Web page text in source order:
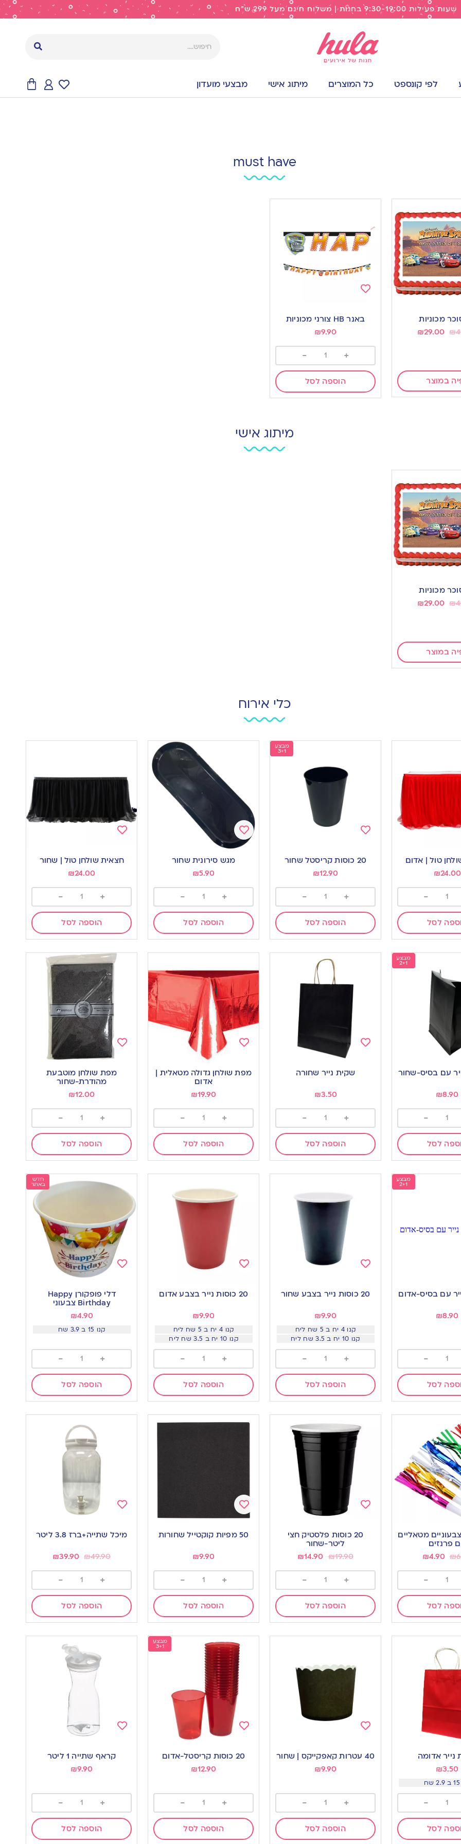
שעות פעילות 9:30-19:00 בחנות | משלוח חינם מעל 299 ש"ח
לפי קונספט כל המוצרים מיתוג אישי מבצעי מועדון
must have
מכוניות
₪
₪29.00
במוצר
wishlist
באנר HB צורני מכוניות
₪9.90
+
-
הוספה לסל
מיתוג אישי
מכוניות
₪
₪29.00
במוצר
כלי אירוח
טול | אדום
₪24.00
-
לסל
מבצע
3+1
20 כוסות קריסטל שחור
₪12.90
+
-
הוספה לסל
Add
מגש סירונית שחור
₪5.90
+
-
הוספה לסל
חצאית שולחן טול | שחור
₪24.00
+
-
הוספה לסל
מבצע
2+1
₪8.90
-
לסל
שקית נייר שחורה
₪3.50
+
-
הוספה לסל
to
מפת שולחן גדולה מטאלית |
אדום
₪19.90
+
-
הוספה לסל
wishlist
מפת שולחן מוטבעת
מהודרת-שחור
₪12.00
+
-
הוספה לסל
מבצע
2+1
₪8.90
-
לסל
to20 כוסות נייר בצבע שחור
₪9.90
קנו 4 יח ב 5 שח ליח
קנו 10 יח ב 3.5 שח ליח
+
-
הוספה לסל
to20 כוסות נייר בצבע אדום
₪9.90
קנו 4 יח ב 5 שח ליח
קנו 10 יח ב 3.5 שח ליח
+
-
הוספה לסל
חדש
באתר
wishlist
דלי פופקורן Happy
Birthday צבעוני
₪4.90
קנו 15 ב 3.9 שח
+
-
הוספה לסל
מטאליים
פרנזים
₪
₪4.90
-
לסל
20 כוסות פלסטיק חצי
ליטר-שחור
₪19.90
₪14.90
+
-
הוספה לסל
Add
to50 מפיות קוקטייל שחורות
₪9.90
+
-
הוספה לסל
to
מיכל שתייה+ברז 3.8 ליטר
₪49.90
₪39.90
+
-
הוספה לסל
נייר אדומה
₪3.50
-
לסל
to
40 עטרות קאפקייקס | שחור
₪9.90
+
-
הוספה לסל
מבצע
3+1
20 כוסות קריסטל-אדום
₪12.90
+
-
הוספה לסל
wishlist
קראף שתייה 1 ליטר
₪9.90
+
-
הוספה לסל